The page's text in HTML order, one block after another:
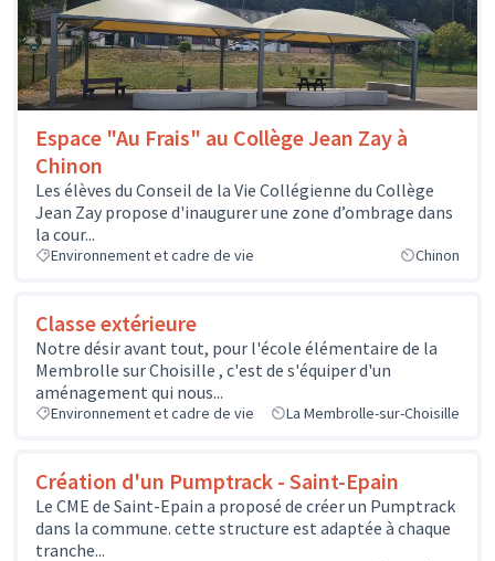
Espace "Au Frais" au Collège Jean Zay à
Chinon
Les élèves du Conseil de la Vie Collégienne du Collège
Jean Zay propose d'inaugurer une zone d’ombrage dans
la cour...
Environnement et cadre de vie Chinon
Classe extérieure
Notre désir avant tout, pour l'école élémentaire de la
Membrolle sur Choisille , c'est de s'équiper d'un
aménagement qui nous...
Environnement et cadre de vie La Membrolle-sur-Choisille
Création d'un Pumptrack - Saint-Epain
Le CME de Saint-Epain a proposé de créer un Pumptrack
dans la commune. cette structure est adaptée à chaque
tranche...